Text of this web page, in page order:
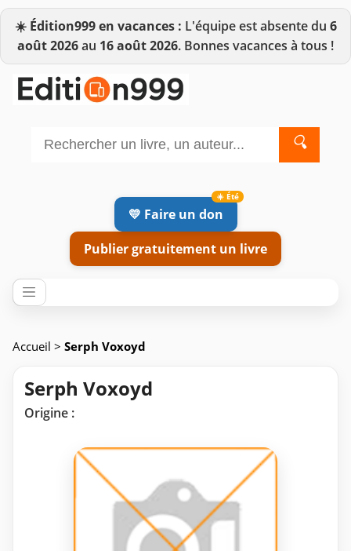
☀️ Édition999 en vacances : L'équipe est absente du 6
août 2026au 16 août 2026. Bonnes vacances à tous !
🔍
💛 Faire un don
Publier gratuitement un livre
Accueil > Serph Voxoyd
Serph Voxoyd
Origine :